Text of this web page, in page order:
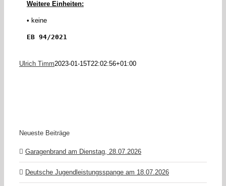
Weitere Einheiten:
• keine
EB 94/2021
Ulrich Timm2023-01-15T22:02:56+01:00
Neueste Beiträge
Garagenbrand am Dienstag, 28.07.2026
Deutsche Jugendleistungsspange am 18.07.2026